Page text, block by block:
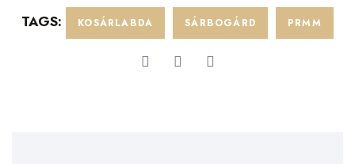
TAGS: KOSÁRLABDA SÁRBOGÁRD PRMM